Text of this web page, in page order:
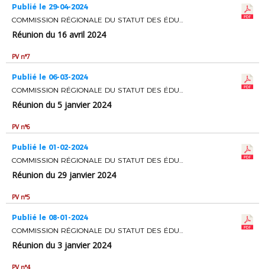
Publié le 29-04-2024
COMMISSION RÉGIONALE DU STATUT DES ÉDUCATEURS ET ENTRAINEURS DE FOOTBALL
Réunion du 16 avril 2024
PV n°7
Publié le 06-03-2024
COMMISSION RÉGIONALE DU STATUT DES ÉDUCATEURS ET ENTRAINEURS DE FOOTBALL
Réunion du 5 janvier 2024
PV n°6
Publié le 01-02-2024
COMMISSION RÉGIONALE DU STATUT DES ÉDUCATEURS ET ENTRAINEURS DE FOOTBALL
Réunion du 29 janvier 2024
PV n°5
Publié le 08-01-2024
COMMISSION RÉGIONALE DU STATUT DES ÉDUCATEURS ET ENTRAINEURS DE FOOTBALL
Réunion du 3 janvier 2024
PV n°4